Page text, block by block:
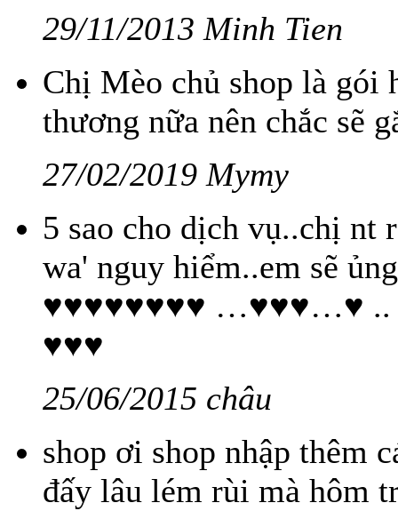
29/11/2013 Minh Tien
Chị Mèo chủ shop là gói
thương nữa nên chắc sẽ
27/02/2019 Mymy
5 sao cho dịch vụ..chị nt
wa' nguy hiểm..em sẽ
♥♥♥♥♥♥♥♥
♥♥♥
25/06/2015 châu
shop ơi shop nhập thêm
đấy lâu lém rùi mà hôm